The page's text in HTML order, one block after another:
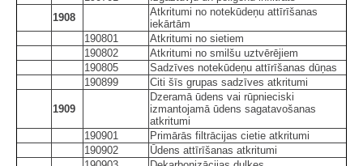
1908
Atkritumi no notekūdeņu attīrīšanas
iekārtām
190801
Atkritumi no sietiem
190802
Atkritumi no smilšu uztvērējiem
190805
Sadzīves notekūdeņu attīrīšanas dūņas
190899
Citi šīs grupas sadzīves atkritumi
1909
Dzeramā ūdens vai rūpnieciski
izmantojamā ūdens sagatavošanas
atkritumi
190901
Primārās filtrācijas cietie atkritumi
190902
Ūdens attīrīšanas atkritumi